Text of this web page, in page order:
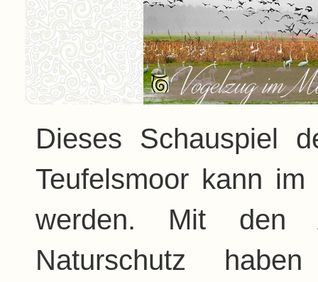
Dieses Schauspiel
Teufelsmoor kann
werden. Mit den
Naturschutz